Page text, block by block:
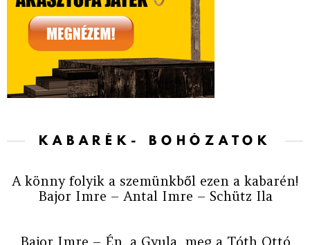
KABARÉK- BOHÓZATOK
A könny folyik a szemünkből ezen a kabarén!
Bajor Imre – Antal Imre – Schütz Ila
Bajor Imre – Én, a Gyula, meg a Tóth Ottó